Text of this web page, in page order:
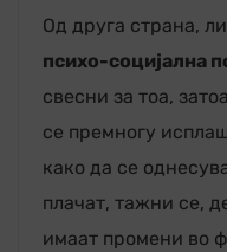
Од друга страна,
психо-социјална
свесни за тоа,
се премногу
како да се
плачат, тажни се,
имаат промени во